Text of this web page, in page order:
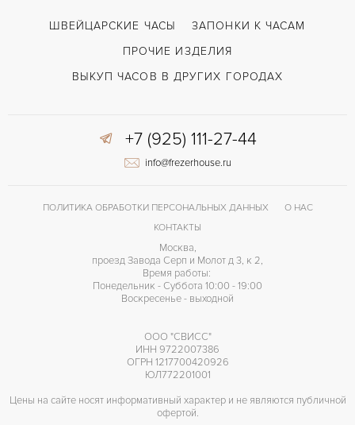
ШВЕЙЦАРСКИЕ ЧАСЫ
ЗАПОНКИ К ЧАСАМ
ПРОЧИЕ ИЗДЕЛИЯ
ВЫКУП ЧАСОВ В ДРУГИХ ГОРОДАХ
+7 (925) 111-27-44
info@frezerhouse.ru
ПОЛИТИКА ОБРАБОТКИ ПЕРСОНАЛЬНЫХ ДАННЫХ
О НАС
КОНТАКТЫ
Москва,
проезд Завода Серп и Молот д 3, к 2,
Время работы:
Понедельник - Суббота 10:00 - 19:00
Воскресенье - выходной
ООО "СВИСС"
ИНН 9722007386
ОГРН 1217700420926
ЮЛ772201001
Цены на сайте носят информативный характер и не являются публичной
офертой.